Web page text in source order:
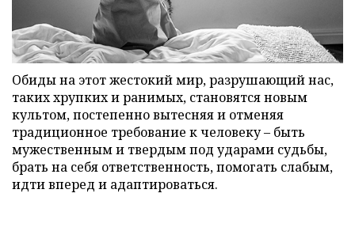
Обиды на этот жестокий мир, разрушающий нас,
таких хрупких и ранимых, становятся новым
культом, постепенно вытесняя и отменяя
традиционное требование к человеку – быть
мужественным и твердым под ударами судьбы,
брать на себя ответственность, помогать слабым,
идти вперед и адаптироваться.